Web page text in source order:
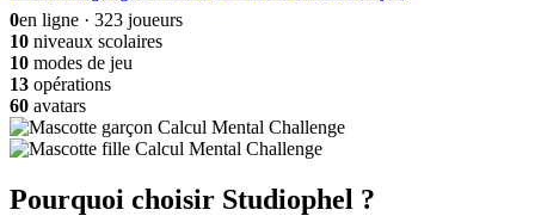
0en ligne · 323 joueurs
10 niveaux scolaires
10 modes de jeu
13 opérations
60 avatars
Pourquoi choisir Studiophel ?